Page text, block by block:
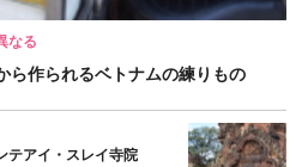
なる
ら作られるベトナムの練りもの
テアイ・スレイ寺院